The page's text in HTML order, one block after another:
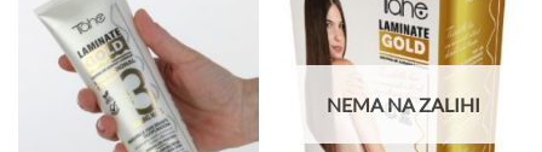
želja
Dodaj
na
listu
želja
NEMA NA ZALIHI